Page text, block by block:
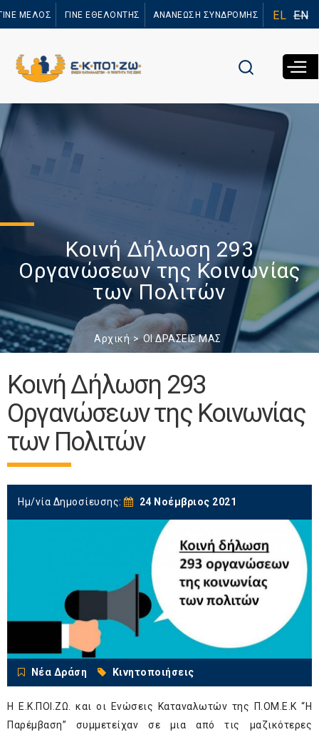
προς το
ΜΕΛΟΣ ΓΙΝΕ ΕΘΕΛΟΝΤΗΣ ΑΝΑΝΕΩΣΗ ΣΥΝΔΡΟΜΗΣ EL EN
Κοινή Δήλωση 293
Οργανώσεων της Κοινωνίας
των Πολιτών
Αρχική ΟΙ ΔΡΑΣΕΙΣ ΜΑΣ
Κοινή Δήλωση 293
Οργανώσεων της Κοινωνίας
των Πολιτών
Ημ/νία Δημοσίευσης: 24 Νοέμβριος 2021
Νέα Δράση Κινητοποιήσεις
Η Ε.Κ.ΠΟΙ.ΖΩ. και οι Ενώσεις Καταναλωτών της Π.ΟΜ.Ε.Κ “Η
Παρέμβαση” συμμετείχαν σε μια από τις μαζικότερες